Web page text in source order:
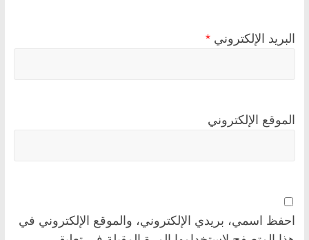
البريد الإلكتروني *
الموقع الإلكتروني
احفظ اسمي، بريدي الإلكتروني، والموقع الإلكتروني في